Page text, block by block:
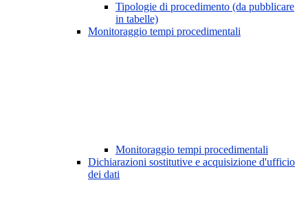
Tipologie di procedimento (da pubblicare
in tabelle)
Monitoraggio tempi procedimentali
Monitoraggio tempi procedimentali
Dichiarazioni sostitutive e acquisizione d'ufficio
dei dati